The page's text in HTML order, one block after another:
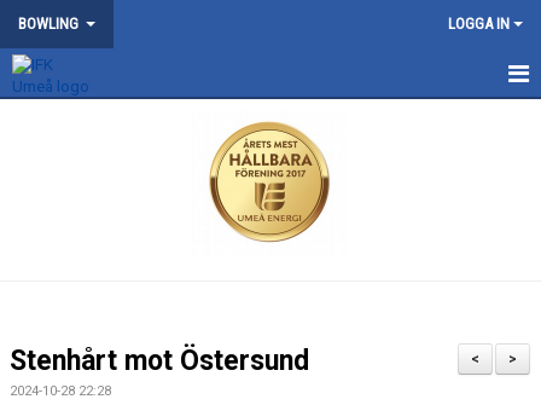
BOWLING LOGGA IN
>
<
Stenhårt mot Östersund
2024-10-28 22:28